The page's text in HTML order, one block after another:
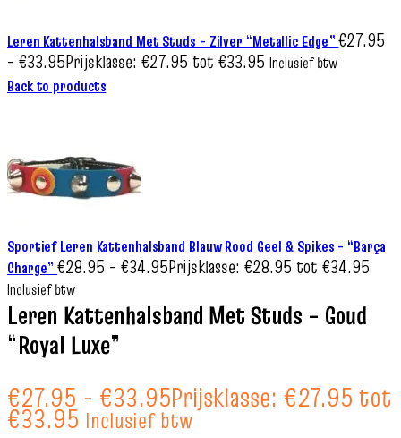
Leren Kattenhalsband Met Studs – Zilver “Metallic Edge”€27.95
- €33.95Prijsklasse: €27.95 tot €33.95 Inclusief btw
Back to products
Sportief Leren Kattenhalsband Blauw Rood Geel & Spikes – “Barça
Charge”€28.95 - €34.95Prijsklasse: €28.95 tot €34.95
Inclusief btw
Leren Kattenhalsband Met Studs – Goud
“Royal Luxe”
€27.95 - €33.95Prijsklasse: €27.95 tot
€33.95 Inclusief btw